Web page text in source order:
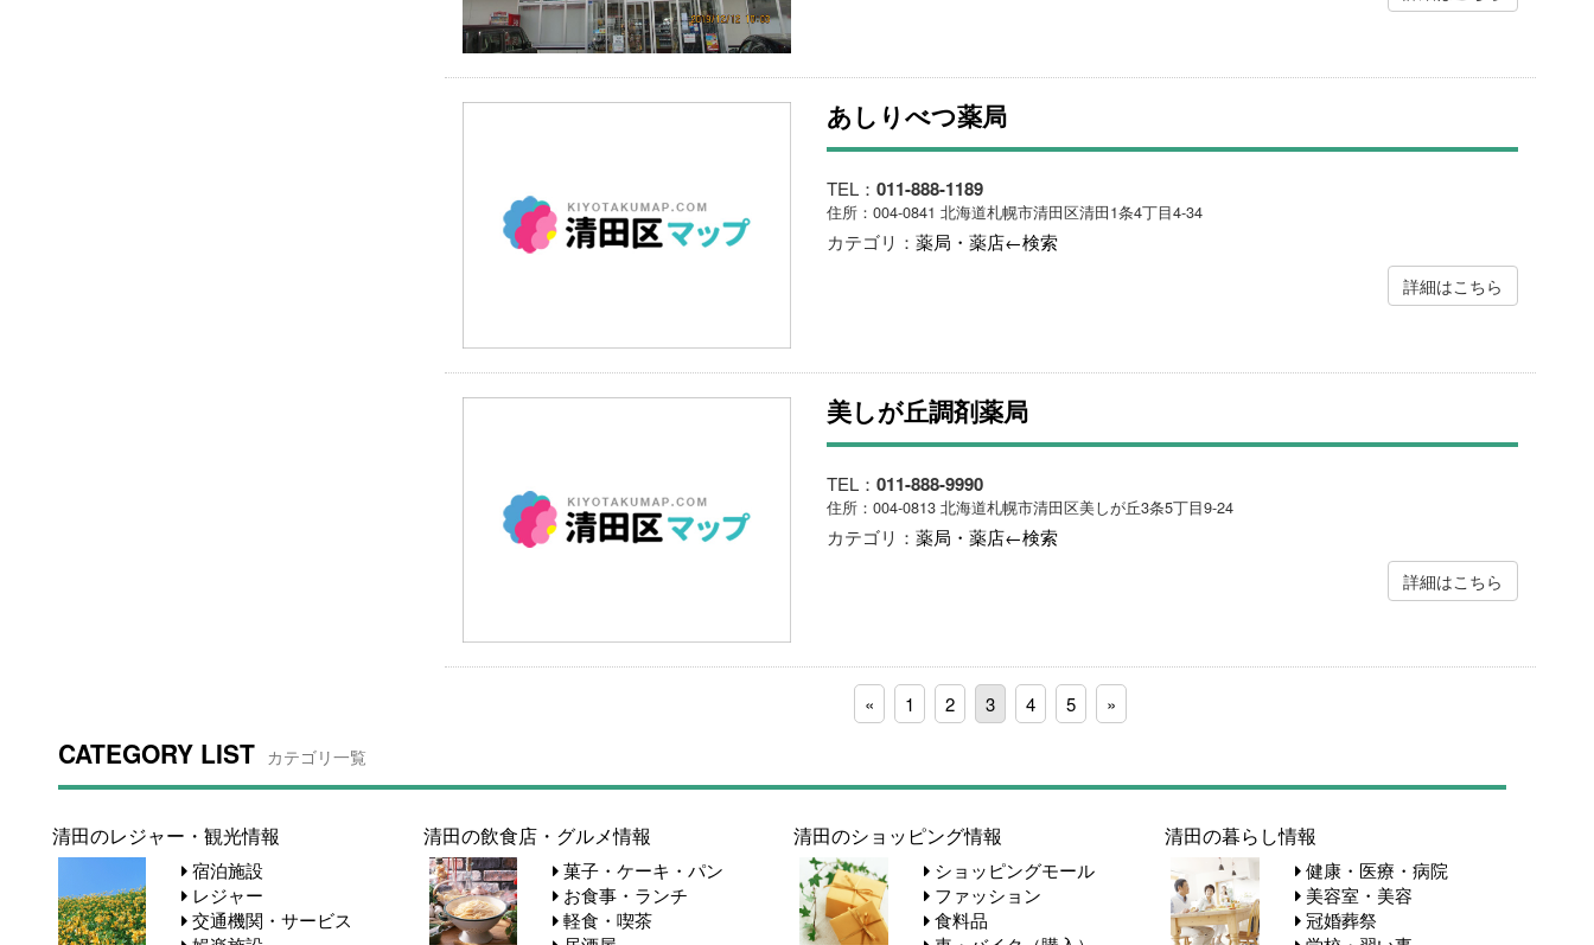
あしりべつ薬局
TEL： 011-888-1189
住所：004-0841 北海道札幌市清田区清田1条4丁目4-34
カテゴリ： 薬局・薬店←検索
詳細はこちら
美しが丘調剤薬局
TEL： 011-888-9990
住所：004-0813 北海道札幌市清田区美しが丘3条5丁目9-24
カテゴリ： 薬局・薬店←検索
詳細はこちら
« 1 2 3 4 5 »
CATEGORY LIST カテゴリ一覧
清田のレジャー・観光情報
宿泊施設
レジャー
交通機関・サービス
清田の飲食店・グルメ情報
菓子・ケーキ・パン
お食事・ランチ
軽食・喫茶
清田のショッピング情報
ショッピングモール
ファッション
食料品
清田の暮らし情報
健康・医療・病院
美容室・美容
冠婚葬祭